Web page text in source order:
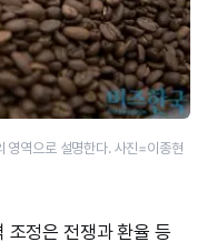
영역으로 설명한다. 사진=이종현
조정은 전쟁과 환율 등